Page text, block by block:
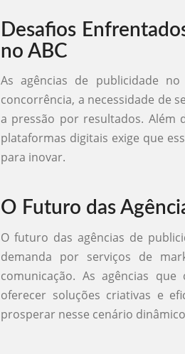
Desafios
no ABC
As agências de publicidade
concorrência, a necessidade de
a pressão por resultados. Além
plataformas digitais exige que
para inovar.
O Futuro das
O futuro das agências de
demanda por serviços de
comunicação. As agências
oferecer soluções criativas e
prosperar nesse cenário